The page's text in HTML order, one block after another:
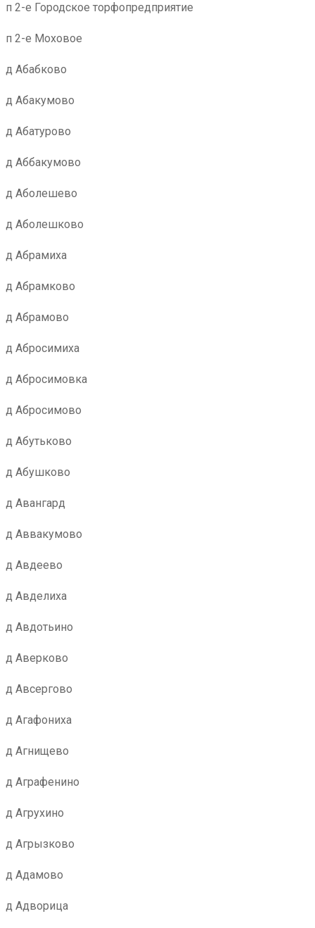
п 2-е Городское торфопредприятие
п 2-е Моховое
д Абабково
д Абакумово
д Абатурово
д Аббакумово
д Аболешево
д Аболешково
д Абрамиха
д Абрамково
д Абрамово
д Абросимиха
д Абросимовка
д Абросимово
д Абутьково
д Абушково
д Авангард
д Аввакумово
д Авдеево
д Авделиха
д Авдотьино
д Аверково
д Авсергово
д Агафониха
д Агнищево
д Аграфенино
д Агрухино
д Агрызково
д Адамово
д Адворица